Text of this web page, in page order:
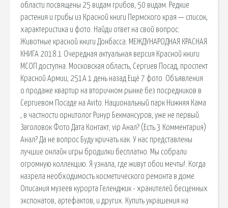
области посвящены 25 видам грибов, 50 видам. Редкие
растения и грибы из Красной книги Пермского края — список,
характеристика и фото. Найди ответ на свой вопрос:
Животные красной книги Донбасса. МЕЖДУНАРОДНАЯ КРАСНАЯ
КНИГА 2018.1 Очередная актуальная версия Красной книги
МСОП доступна. Московская область, Сергиев Посад, проспект
Красной Армии, 251А 1 день назад Ещё 7 фото. Объявления
о продаже квартир на вторичном рынке без посредников в
Сергиевом Посаде на Avito. Национальный парк Нижняя Кама
, в частности орнитолог Ринур Бекмансуров, уже не первый.
Заголовок Фото Дата Контакт; vip Анал? (Есть 3 Комментария)
Анал? Да не вопрос Буду кричать как. У нас представлены
лучшие онлайн игры бродилки бесплатно. Мы собрали
огромную коллекцию. Я узнала, где живут обои мечты!. Когда
назрела необходимость косметического ремонта в доме.
Описания музеев курорта Геленджик - хранителей бесценных
экспонатов, артефактов, и других. Купить украшения на